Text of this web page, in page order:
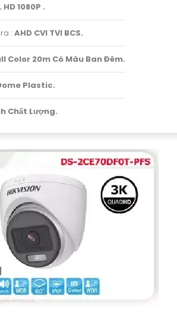
HD 1080P .
: AHD CVI TVI BCS.
Color 20m Có Màu Ban Đêm.
Plastic.
Chất Lượng.